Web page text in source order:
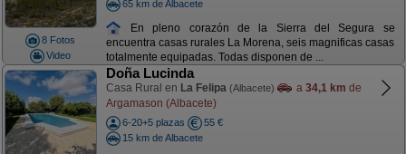
8 Fotos
Video
65 km de Albacete
En pleno corazón de la Sierra del Segura se
encuentra casas rurales La Morena, seis magnificas casas
totalmente equipadas. Todas disponen de ...
Doña Lucinda
Casa Rural en La Felipa (Albacete) a 34,1 km de
Argamason (Albacete)
6-20+5 plazas
55 €
15 km de Albacete